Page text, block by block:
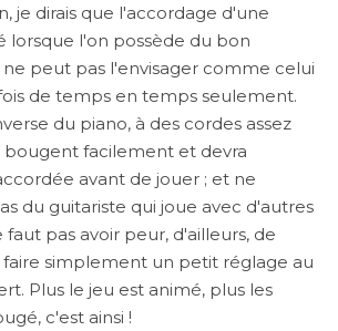
je dirais que l'accordage d'une
lorsque l'on possède du bon
peut pas l'envisager comme celui
de temps en temps seulement.
du piano, à des cordes assez
bougent facilement et devra
avant de jouer ; et ne
du guitariste qui joue avec d'autres
pas avoir peur, d'ailleurs, de
simplement un petit réglage au
Plus le jeu est animé, plus les
c'est ainsi !